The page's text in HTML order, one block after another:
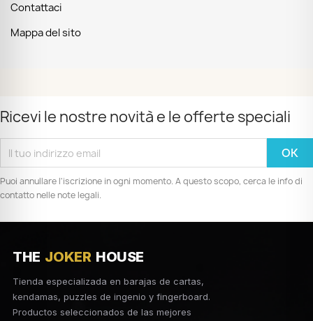
Contattaci
Mappa del sito
Ricevi le nostre novità e le offerte speciali
Puoi annullare l'iscrizione in ogni momento. A questo scopo, cerca le info di
contatto nelle note legali.
THE JOKER HOUSE
Tienda especializada en barajas de cartas,
kendamas, puzzles de ingenio y fingerboard.
Productos seleccionados de las mejores